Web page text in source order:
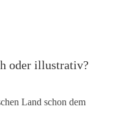
oder illustrativ?
Land schon dem